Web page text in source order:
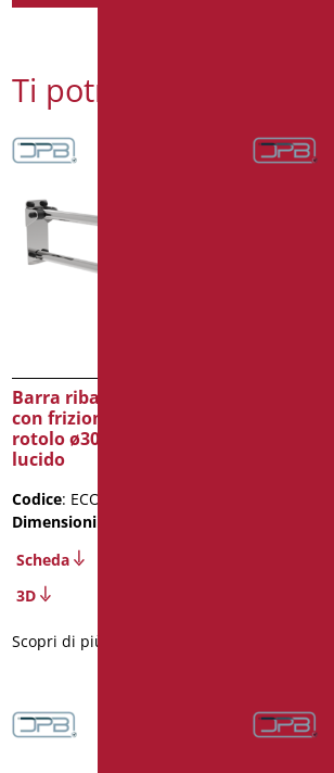
Ti potrebbe interessare
Barra ribaltabile cm 60
con frizione e porta-
rotolo ø30mm – inox 304
lucido
Codice: ECO3-XB60/93
Dimensioni
Scheda
3D
Scopri di più